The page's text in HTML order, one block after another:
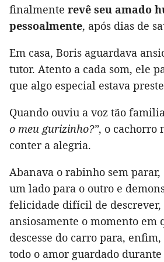
finalmente revê seu amado
pessoalmente, após dias de
Em casa, Boris aguardava
tutor. Atento a cada som, ele
que algo especial estava
Quando ouviu a voz tão
o meu gurizinho?”, o cachorro
conter a alegria.
Abanava o rabinho sem
um lado para o outro e
felicidade difícil de descrever,
ansiosamente o momento em
descesse do carro para,
todo o amor guardado